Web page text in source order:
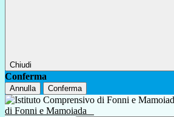
Chiudi
Conferma
Annulla Conferma
di Fonni e Mamoiada